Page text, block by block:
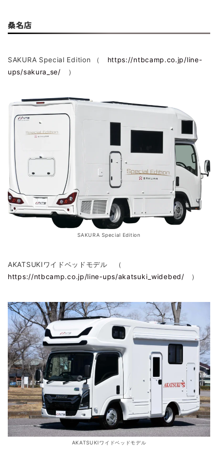
桑名店
SAKURA Special Edition （ https://ntbcamp.co.jp/line-
ups/sakura_se/ ）
SAKURA Special Edition
AKATSUKIワイドベッドモデル （
https://ntbcamp.co.jp/line-ups/akatsuki_widebed/ ）
AKATSUKIワイドベッドモデル